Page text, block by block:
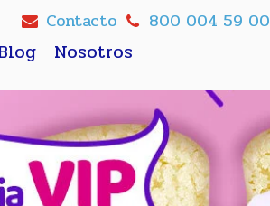
Nosotros
Contacto 800 004 59 00